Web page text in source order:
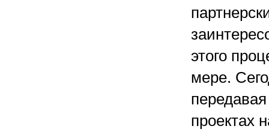
этого
мере.
проектах